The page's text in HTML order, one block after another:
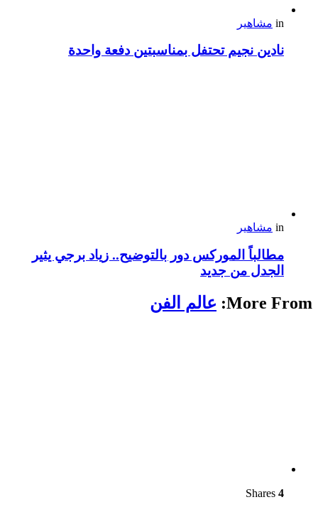
in مشاهير
نادين نجيم تحتفل بمناسبتين دفعة واحدة
in مشاهير
مطالباً الموركس دور بالتوضيح.. زياد برجي يثير
الجدل من جديد
More From: عالم الفن
4